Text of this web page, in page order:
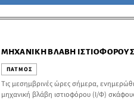
ΜΗΧΑΝΙΚΉ ΒΛΆΒΗ ΙΣΤΙΟΦΌΡΟΥ
ΠΑΤΜΟΣ
Τις μεσημβρινές ώρες σήμερα,
μηχανική βλάβη ιστιοφόρου (Ι/Φ)